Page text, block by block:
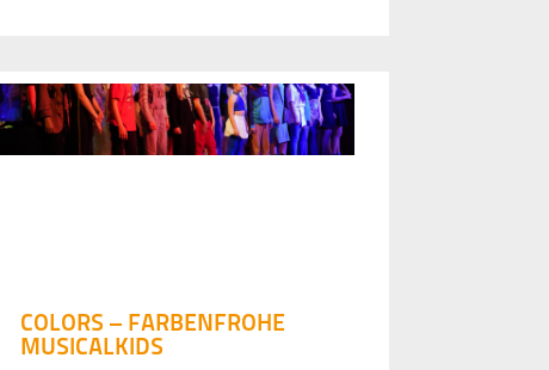
COLORS – FARBENFROHE
MUSICALKIDS